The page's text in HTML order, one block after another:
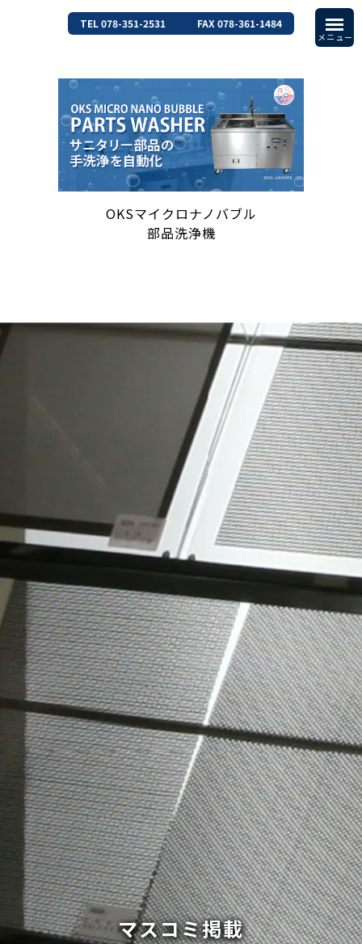
TEL 078-351-2531 FAX 078-361-1484
OKSマイクロナノバブル
部品洗浄機
マスコミ掲載